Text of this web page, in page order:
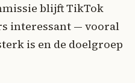
blijft TikTok
interessant — vooral
is en de doelgroep